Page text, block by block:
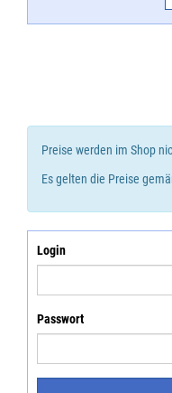
Preise werden im Shop
Es gelten die Preise
Login
Passwort